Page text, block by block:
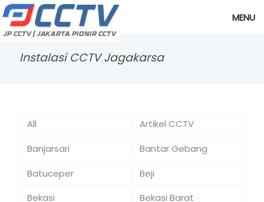
MENU
Instalasi CCTV Jagakarsa
All
Artikel CCTV
Banjarsari
Bantar Gebang
Batuceper
Beji
Bekasi
Bekasi Barat